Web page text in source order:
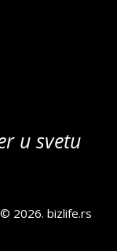
u svetu
© 2026.bizlife.rs